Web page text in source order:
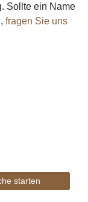
Sollte ein Name
fragen Sie uns